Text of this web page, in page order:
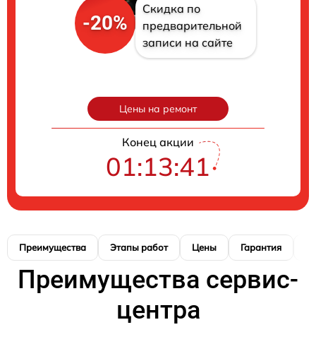
-20%
Скидка по
предварительной
записи на сайте
Цены на ремонт
Конец акции
01:13:40
Преимущества Этапы работ Цены Гарантия
Преимущества сервис-
центра